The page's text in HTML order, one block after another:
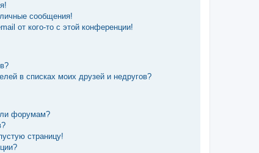
сообщения!
от кого-то с этой конференции!
в списках моих друзей и недругов?
форумам?
страницу!